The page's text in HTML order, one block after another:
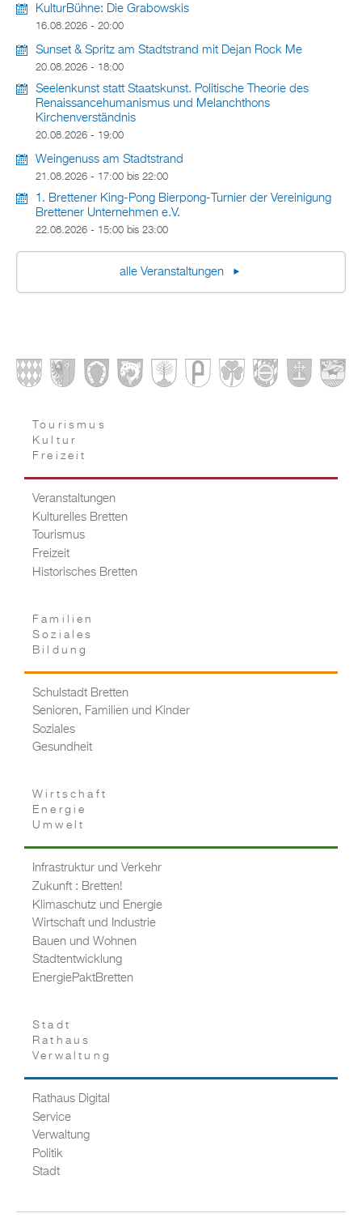
KulturBühne: Die Grabowskis
16.08.2026 - 20:00
Sunset & Spritz am Stadtstrand mit Dejan Rock Me
20.08.2026 - 18:00
Seelenkunst statt Staatskunst. Politische Theorie des
Renaissancehumanismus und Melanchthons
Kirchenverständnis
20.08.2026 - 19:00
Weingenuss am Stadtstrand
21.08.2026 - 17:00 bis 22:00
1. Brettener King-Pong Bierpong-Turnier der Vereinigung
Brettener Unternehmen e.V.
22.08.2026 - 15:00 bis 23:00
alle Veranstaltungen
Tourismus
Kultur
Freizeit
Veranstaltungen
Kulturelles Bretten
Tourismus
Freizeit
Historisches Bretten
Familien
Soziales
Bildung
Schulstadt Bretten
Senioren, Familien und Kinder
Soziales
Gesundheit
Wirtschaft
Energie
Umwelt
Infrastruktur und Verkehr
Zukunft : Bretten!
Klimaschutz und Energie
Wirtschaft und Industrie
Bauen und Wohnen
Stadtentwicklung
EnergiePaktBretten
Stadt
Rathaus
Verwaltung
Rathaus Digital
Service
Verwaltung
Politik
Stadt